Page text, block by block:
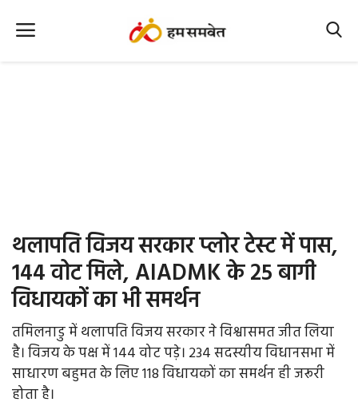
Office Office
Political Gossips
Farm & Food
Opinion
थलापति विजय सरकार प्लोर टेस्ट में पास,
144 वोट मिले, AIADMK के 25 बागी
विधायकों का भी समर्थन
तमिलनाडु में थलापति विजय सरकार ने विश्वासमत जीत लिया
है। विजय के पक्ष में 144 वोट पड़े। 234 सदस्यीय विधानसभा में
साधारण बहुमत के लिए 118 विधायकों का समर्थन ही जरूरी
होता है।